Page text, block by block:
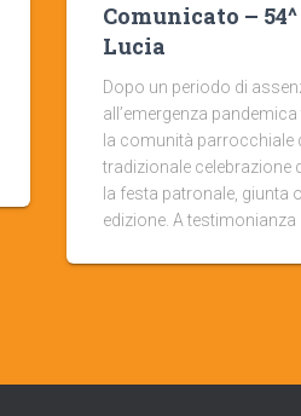
Comunicato –
Lucia
Dopo un periodo di
all’emergenza
la comunità parrocchiale
tradizionale celebrazione
la festa patronale, giunta
edizione. A testimonianza